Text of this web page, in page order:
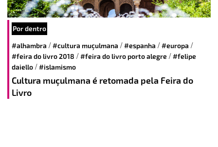
Por dentro
#alhambra /#cultura muçulmana /#espanha /#europa /
#feira do livro 2018 /#feira do livro porto alegre /#felipe
daiello /#islamismo
Cultura muçulmana é retomada pela Feira do
Livro